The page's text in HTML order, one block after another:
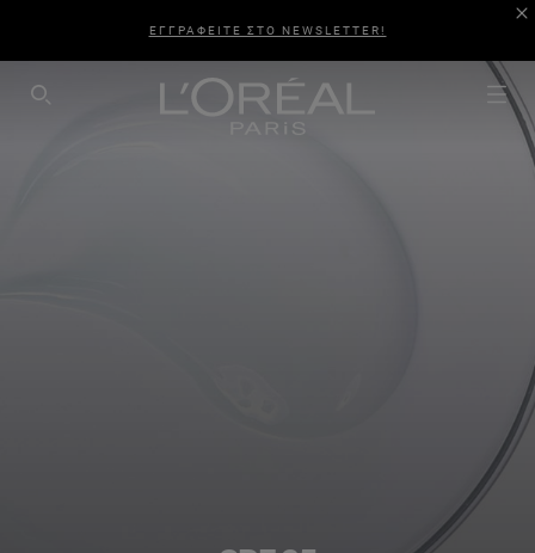
ΕΓΓΡΑΦΕΙΤΕ ΣΤΟ NEWSLETTER!
SEARCH THIS SITE